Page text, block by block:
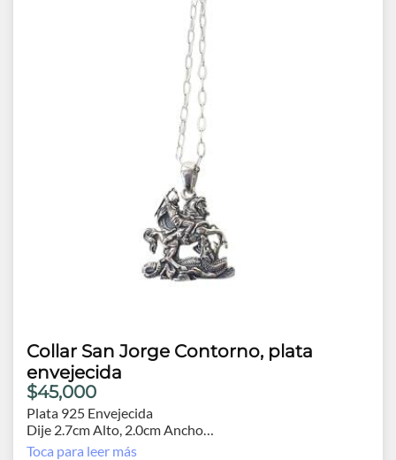
Collar San Jorge Contorno, plata
envejecida
$45,000
Plata 925 Envejecida
Dije 2.7cm Alto, 2.0cm Ancho
Cadena 60cm.
Toca para leer más